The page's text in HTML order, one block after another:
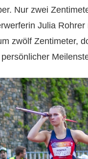
Nur zwei
Julia
zwölf Zentimeter,